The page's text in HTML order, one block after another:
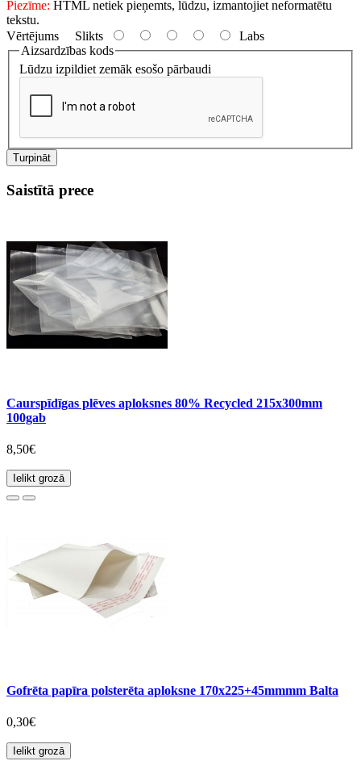
Piezīme: HTML netiek pieņemts, lūdzu, izmantojiet neformatētu
tekstu.
Vērtējums Slikts
Labs
Aizsardzības kods
Lūdzu izpildiet zemāk esošo pārbaudi
Turpināt
Saistītā prece
Caurspīdīgas plēves aploksnes 80% Recycled 215x300mm
100gab
8,50€
Ielikt grozā
Gofrēta papīra polsterēta aploksne 170x225+45mmmm Balta
0,30€
Ielikt grozā